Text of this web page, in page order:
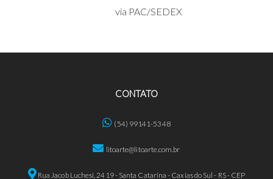
via PAC/SEDEX
CONTATO
(54) 99141-5348
litoarte@litoarte.com.br
Rua Jacob Luchesi, 2419 - Santa Catarina - Caxias do Sul - RS - CEP